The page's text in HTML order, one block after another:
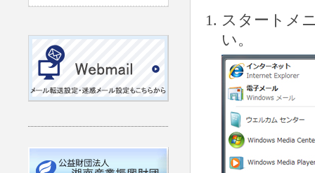
スタートメ
い。